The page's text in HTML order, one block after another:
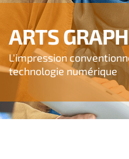
ARTS
L'impression
technologie numérique